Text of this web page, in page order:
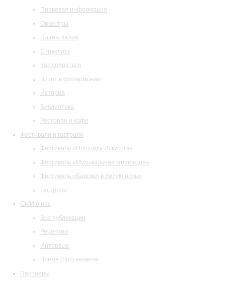
Правовая информация
Оркестры
Планы залов
Структура
Как добраться
Визит в филармонию
История
Библиотека
Ресторан и кафе
Фестивали и гастроли
Фестиваль «Площадь Искусств»
Фестиваль «Музыкальная коллекция»
Фестиваль «Барокко в белую ночь»
Гастроли
СМИ о нас
Все публикации
Рецензии
Интервью
Время Шостаковича
Партнеры